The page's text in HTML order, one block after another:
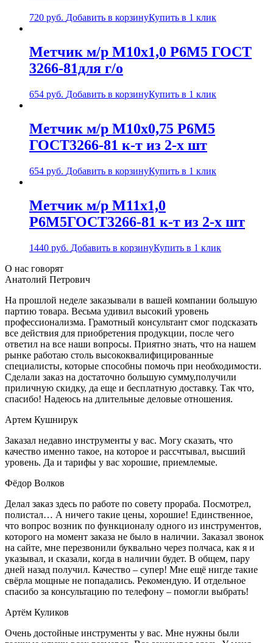
720 руб. Добавить в корзинуКупить в 1 клик
Метчик м/р М10х1,0 Р6М5 ГОСТ
3266-81для г/о
654 руб. Добавить в корзинуКупить в 1 клик
Метчик м/р М10х0,75 Р6М5
ГОСТ3266-81 к-т из 2-х шт
654 руб. Добавить в корзинуКупить в 1 клик
Метчик м/р М11х1,0
Р6М5ГОСТ3266-81 к-т из 2-х шт
1440 руб. Добавить в корзинуКупить в 1 клик
О нас говорят
Анатолий Петрович
На прошлой неделе заказывали в вашей компании большую
партию товара. Весьма удивил высокий уровень
профессионализма. Грамотный консультант смог подсказать
все действия для приобретения продукции, после чего
ответил на все наши вопросы. Приятно знать, что на нашем
рынке работаю столь высококвалифицированные
специалисты, которые способны помочь при необходимости.
Сделали заказ на достаточно большую сумму,получили
приличную скидку, да еще и бесплатную доставку. Так что,
спасибо! Надеюсь на длительные деловые отношения.
Артем Кушнирук
Заказал недавно инструменты у вас. Могу сказать, что
качество именно такое, на которое и рассчтывал, высший
уровень. Да и тарифы у вас хорошие, приемлемые.
Фёдор Волков
Делал заказ здесь по работе по совету прораба. Посмотрел,
полистал… А ничего такие цены, хорошие! Единственное,
что вопрос возник по функционалу одного из инструментов,
которого на момент заказа не было в наличии. Заказал звонок
на сайте, мне перезвонили буквально через полчаса, как я и
указывал, и сказали, когда в наличии будет. В общем, пару
дней назад получил. Качество – супер! Мне ещё нигде такие
свёрла мощные не попадались. Рекомендую. И отдельное
спасибо за консультацию по телефону – помогли выбрать!
Артём Куликов
Очень достойные инструменты у вас. Мне нужны были